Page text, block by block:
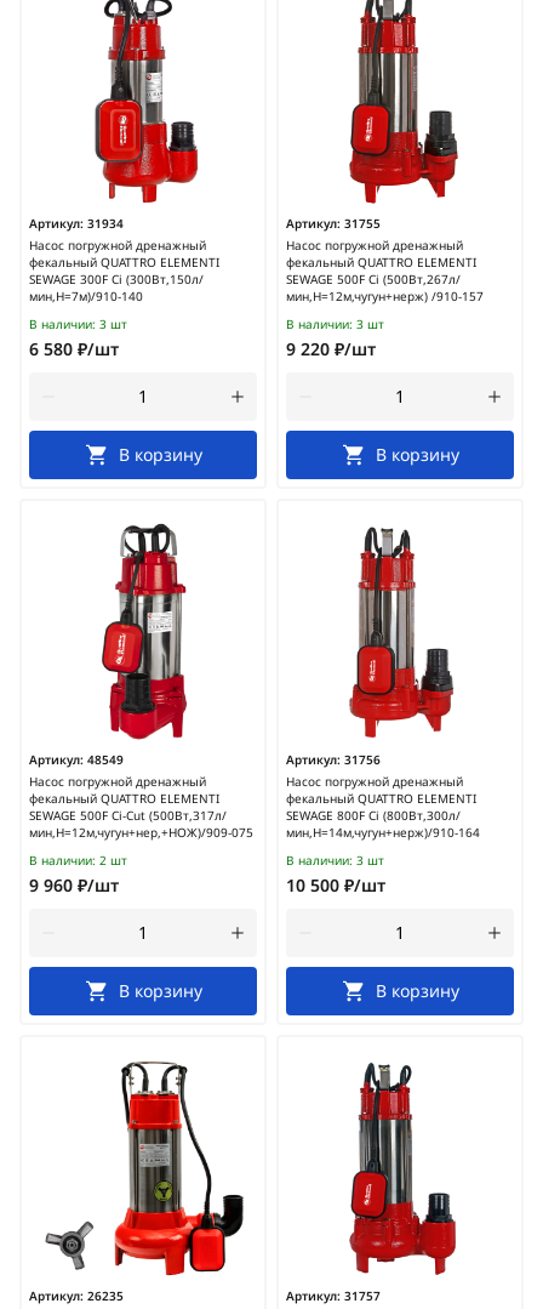
Артикул: 31934
Насос погружной дренажный
фекальный QUATTRO ELEMENTI
SEWAGE 300F Ci (300Вт,150л/
мин,H=7м)/910-140
В наличии: 3 шт
6 580 ₽/шт
В корзину
Артикул: 31755
Насос погружной дренажный
фекальный QUATTRO ELEMENTI
SEWAGE 500F Ci (500Вт,267л/
мин,H=12м,чугун+нерж) /910-157
В наличии: 3 шт
9 220 ₽/шт
В корзину
Артикул: 48549
Насос погружной дренажный
фекальный QUATTRO ELEMENTI
SEWAGE 500F Ci-Cut (500Вт,317л/
мин,H=12м,чугун+нер,+НОЖ)/909-075
В наличии: 2 шт
9 960 ₽/шт
В корзину
Артикул: 31756
Насос погружной дренажный
фекальный QUATTRO ELEMENTI
SEWAGE 800F Ci (800Вт,300л/
мин,H=14м,чугун+нерж)/910-164
В наличии: 3 шт
10 500 ₽/шт
В корзину
Артикул: 26235 Артикул: 31757